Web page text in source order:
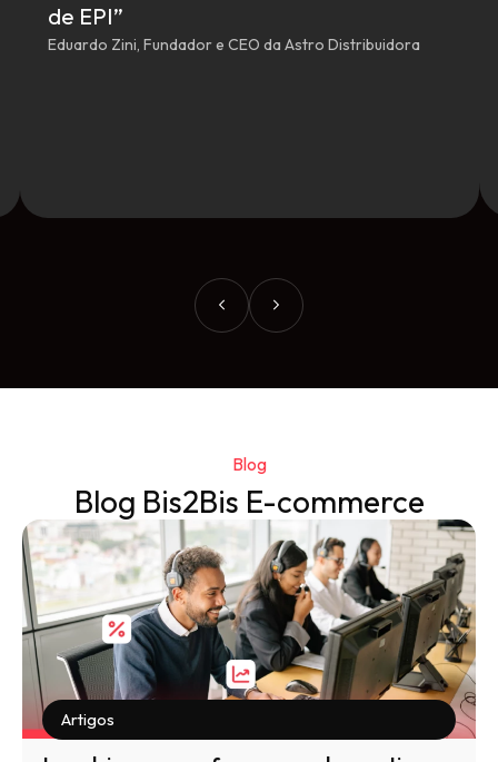
de EPI”
Eduardo Zini, Fundador e CEO da Astro Distribuidora
Blog
Blog Bis2Bis E-commerce
Artigos